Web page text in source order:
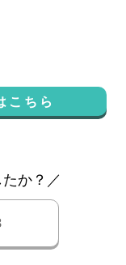
こちら
か？／